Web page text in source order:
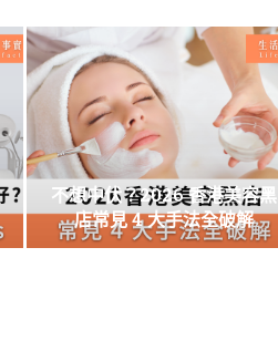
不想中伏？2026 香港美容黑
店常見 4 大手法全破解